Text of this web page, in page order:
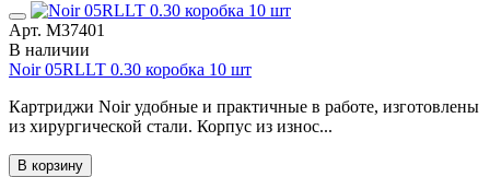
Арт. М37401
В наличии
Noir 05RLLT 0.30 коробка 10 шт
Картриджи Noir удобные и практичные в работе, изготовлены
из хирургической стали. Корпус из износ...
В корзину